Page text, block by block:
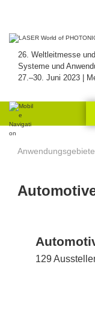
26. Weltleitmesse
Systeme und
27.–30. Juni 2023 |
Anwendungsgebiete
129